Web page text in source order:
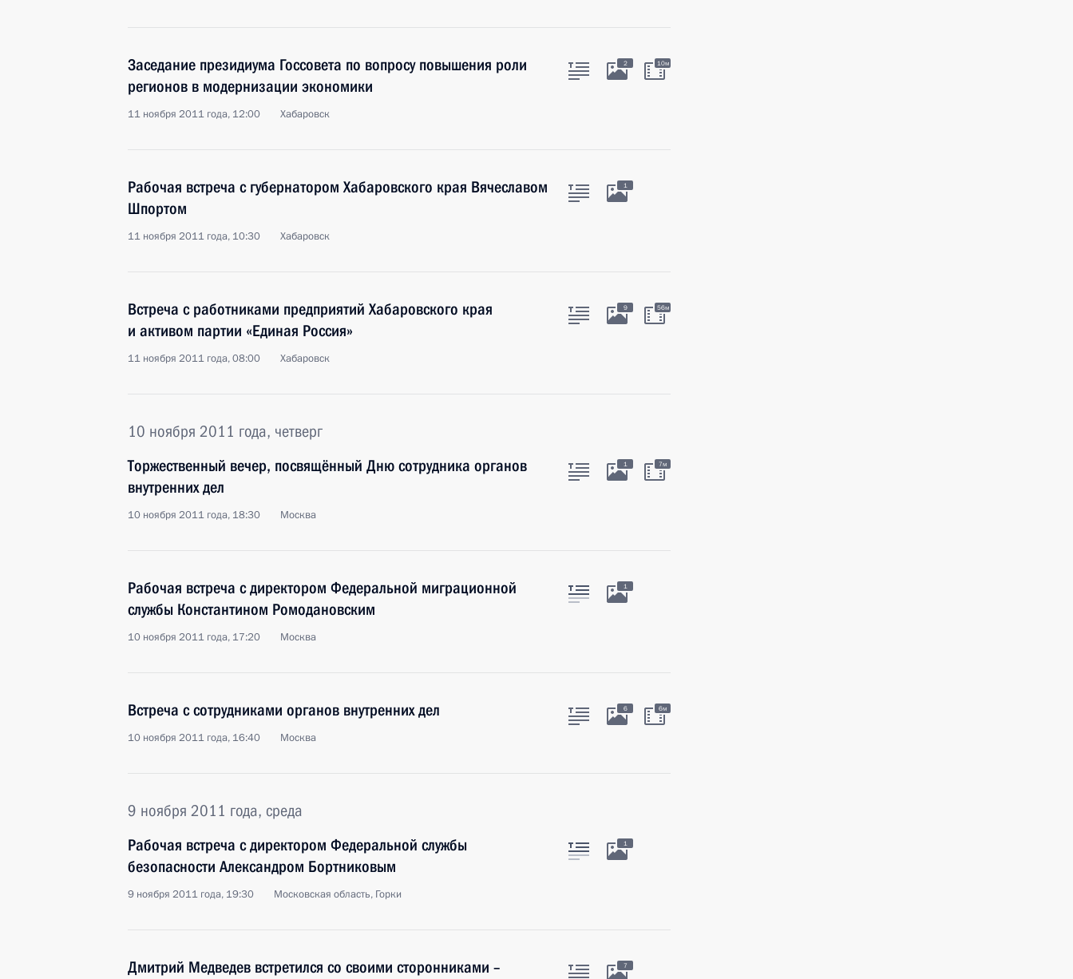
Заседание президиума Госсовета по вопросу повышения роли
регионов в модернизации экономики
11 ноября 2011 года, 12:00 Хабаровск
2 10м
Рабочая встреча с губернатором Хабаровского края Вячеславом
Шпортом
11 ноября 2011 года, 10:30 Хабаровск
1
Встреча с работниками предприятий Хабаровского края
и активом партии «Единая Россия»
11 ноября 2011 года, 08:00 Хабаровск
9 56м
10 ноября 2011 года, четверг
Торжественный вечер, посвящённый Дню сотрудника органов
внутренних дел
10 ноября 2011 года, 18:30 Москва
1 7м
Рабочая встреча с директором Федеральной миграционной
службы Константином Ромодановским
10 ноября 2011 года, 17:20 Москва
1
Встреча с сотрудниками органов внутренних дел
10 ноября 2011 года, 16:40 Москва
6 6м
9 ноября 2011 года, среда
Рабочая встреча с директором Федеральной службы
безопасности Александром Бортниковым
9 ноября 2011 года, 19:30 Московская область, Горки
1
Дмитрий Медведев встретился со своими сторонниками – 7